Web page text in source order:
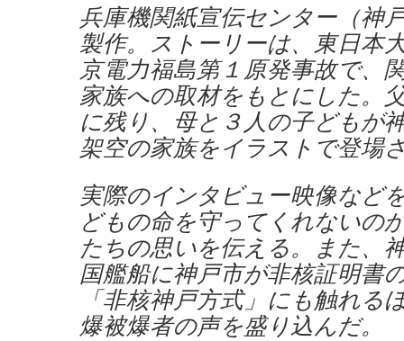
兵庫機関紙宣伝センター（神
製作。ストーリーは、東日本
京電力福島第１原発事故で、
家族への取材をもとにした。
に残り、母と３人の子どもが
架空の家族をイラストで登場
実際のインタビュー映像など
どもの命を守ってくれないの
たちの思いを伝える。また、
国艦船に神戸市が非核証明書
「非核神戸方式」にも触れる
爆被爆者の声を盛り込んだ。